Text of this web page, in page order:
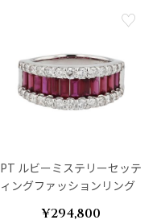
PT ルビーミステリーセッテ
ィングファッションリング
¥294,800